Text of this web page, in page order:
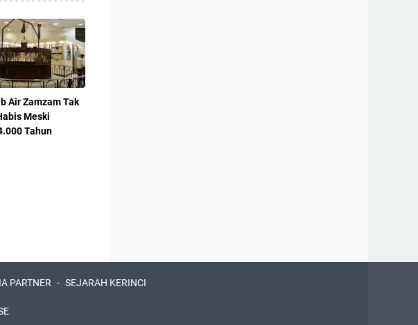
Air Zamzam Tak
Meski
Tahun
PARTNER SEJARAH KERINCI